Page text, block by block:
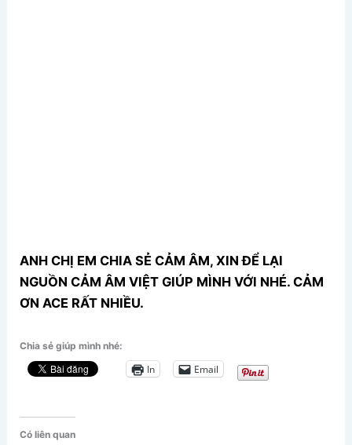
ANH CHỊ EM CHIA SẺ CẢM ÂM, XIN ĐỂ LẠI
NGUỒN CẢM ÂM VIỆT GIÚP MÌNH VỚI NHÉ. CẢM
ƠN ACE RẤT NHIỀU.
Chia sẻ giúp mình nhé:
In Email
Có liên quan